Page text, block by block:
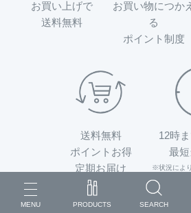
MENU PRODUCTS SEARCH
お買い上げで
送料無料
お買い物につかえ
る
ポイント制度
送料無料
ポイントお得
定期お届け
12時
最
※状況によ
※土日祝は発